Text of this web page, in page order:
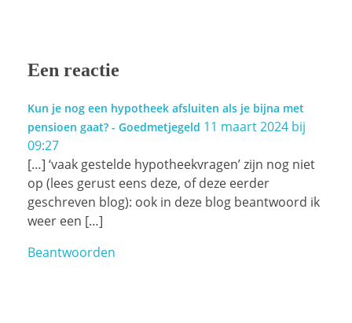
Een reactie
Kun je nog een hypotheek afsluiten als je bijna met
pensioen gaat? - Goedmetjegeld 11 maart 2024 bij
09:27
[…] ‘vaak gestelde hypotheekvragen’ zijn nog niet
op (lees gerust eens deze, of deze eerder
geschreven blog): ook in deze blog beantwoord ik
weer een […]
Beantwoorden